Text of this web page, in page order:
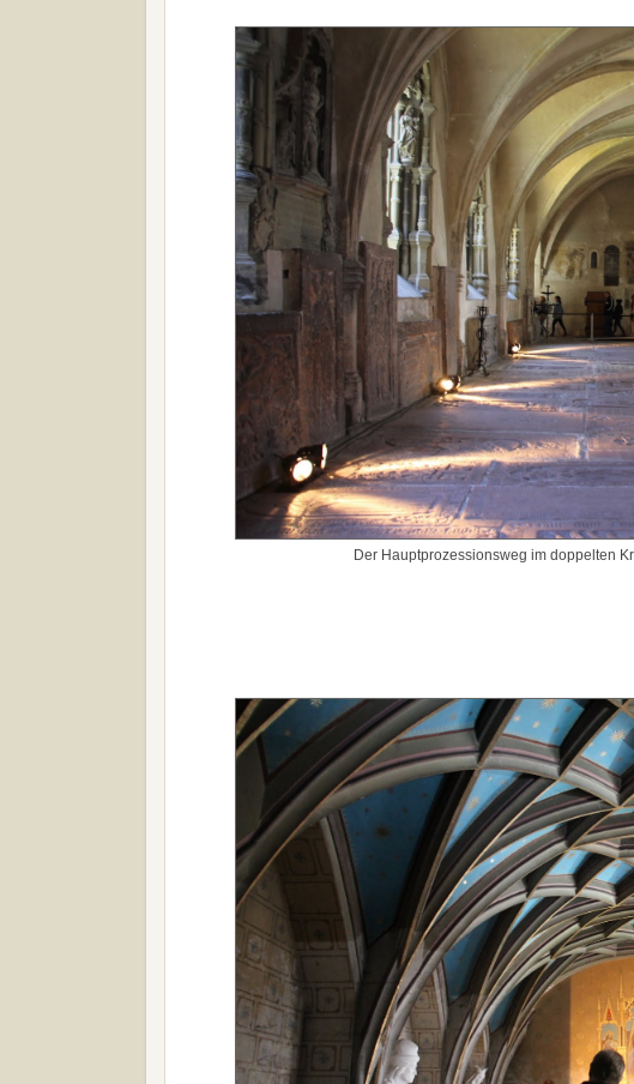
Der Hauptprozessionsweg im doppelten